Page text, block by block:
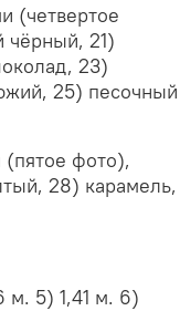
(четвертое
чёрный, 21)
23)
25) песочный
фото),
28) карамель,
м. 5) 1,41 м. 6)